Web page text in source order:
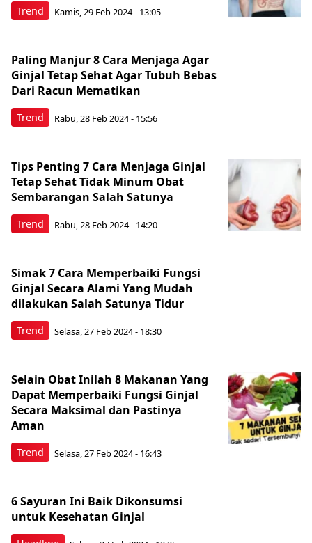
Trend Kamis, 29 Feb 2024 - 13:05
Trend
Paling Manjur 8 Cara Menjaga Agar
Ginjal Tetap Sehat Agar Tubuh Bebas
Dari Racun Mematikan
Rabu, 28 Feb 2024 - 15:56
Trend
Tips Penting 7 Cara Menjaga Ginjal
Tetap Sehat Tidak Minum Obat
Sembarangan Salah Satunya
Rabu, 28 Feb 2024 - 14:20
Trend
Simak 7 Cara Memperbaiki Fungsi
Ginjal Secara Alami Yang Mudah
dilakukan Salah Satunya Tidur
Selasa, 27 Feb 2024 - 18:30
Trend
Selain Obat Inilah 8 Makanan Yang
Dapat Memperbaiki Fungsi Ginjal
Secara Maksimal dan Pastinya
Aman
Selasa, 27 Feb 2024 - 16:43
6 Sayuran Ini Baik Dikonsumsi
untuk Kesehatan Ginjal